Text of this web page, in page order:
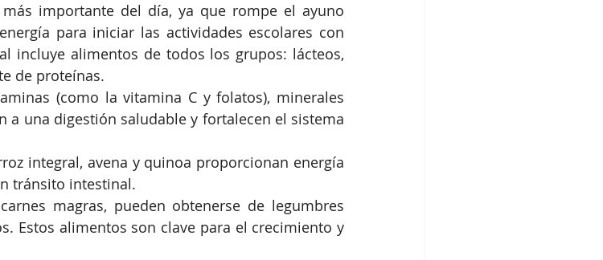
importante del día, ya que rompe el ayuno
para iniciar las actividades escolares con
incluye alimentos de todos los grupos: lácteos,
de proteínas.
(como la vitamina C y folatos), minerales
a una digestión saludable y fortalecen el sistema
integral, avena y quinoa proporcionan energía
tránsito intestinal.
magras, pueden obtenerse de legumbres
Estos alimentos son clave para el crecimiento y